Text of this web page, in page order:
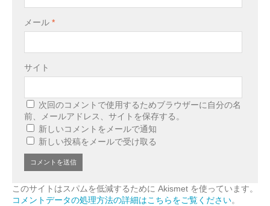
メール *
サイト
次回のコメントで使用するためブラウザーに自分の名
前、メールアドレス、サイトを保存する。
新しいコメントをメールで通知
新しい投稿をメールで受け取る
このサイトはスパムを低減するために Akismet を使っています。
コメントデータの処理方法の詳細はこちらをご覧ください。